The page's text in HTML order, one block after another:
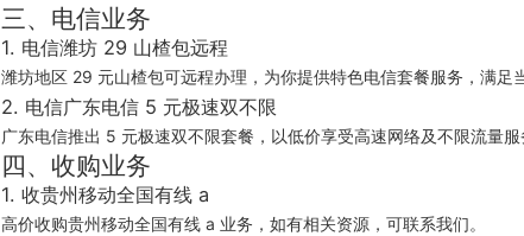
三、电信业务
1. 电信潍坊 29 山楂包远程
潍坊地区 29 元山楂包可远程办理，为你提供特色电信套餐服务，满足
2. 电信广东电信 5 元极速双不限
广东电信推出 5 元极速双不限套餐，以低价享受高速网络及不限流量服
四、收购业务
1. 收贵州移动全国有线 a
高价收购贵州移动全国有线 a 业务，如有相关资源，可联系我们。